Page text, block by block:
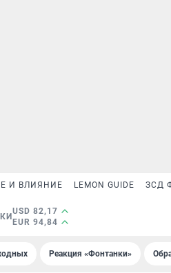
И ВЛИЯНИЕ LEMON GUIDE ЗСД
USD 82,17
EUR 94,84
Реакция «Фонтанки»